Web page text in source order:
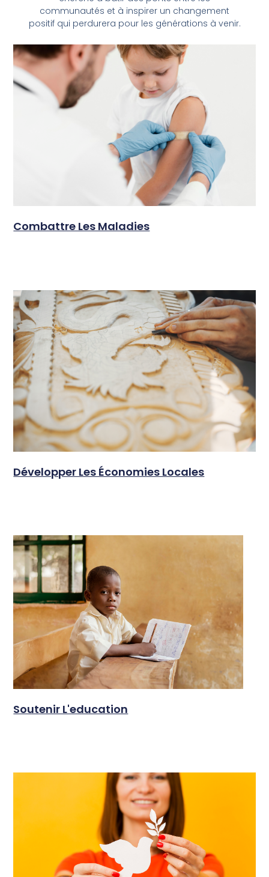
communautés et à inspirer un changement
positif qui perdurera pour les générations à venir.
Combattre Les Maladies
Développer Les Économies Locales
Soutenir L'education